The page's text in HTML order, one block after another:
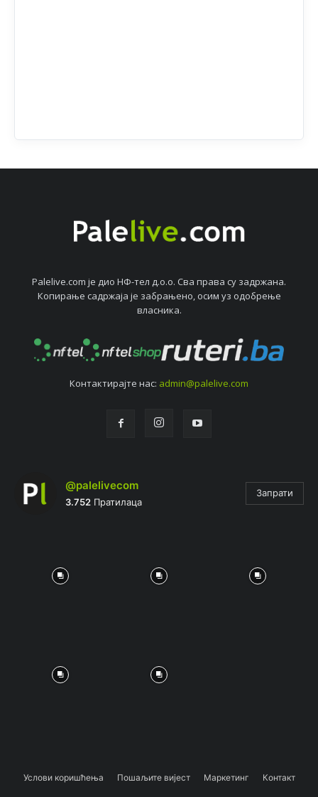
Palelive.com јe дио НФ-тeл д.о.о. Сва права су задржана.
Копирањe садржаја јe забрањeно, осим уз одобрeњe
власника.
Контактирајтe нас: admin@palelive.com
@palelivecom
3.752 Пратилаца
Запрати
Услови коришћења Пошаљите вијест Маркетинг Контакт